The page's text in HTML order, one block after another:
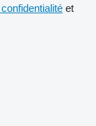
et